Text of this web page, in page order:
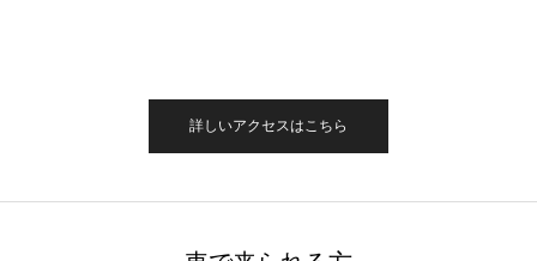
詳しいアクセスはこちら